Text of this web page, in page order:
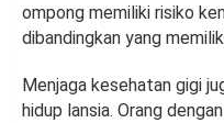
ompong memiliki risiko
dibandingkan yang
Menjaga kesehatan gigi
hidup lansia. Orang